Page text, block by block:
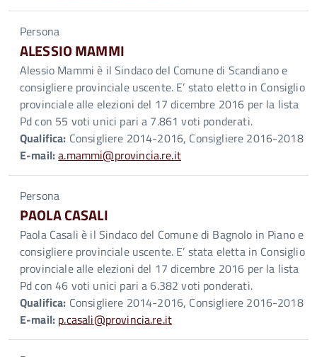
Persona
ALESSIO MAMMI
Alessio Mammi è il Sindaco del Comune di Scandiano e
consigliere provinciale uscente. E’ stato eletto in Consiglio
provinciale alle elezioni del 17 dicembre 2016 per la lista
Pd con 55 voti unici pari a 7.861 voti ponderati.
Qualifica: Consigliere 2014-2016, Consigliere 2016-2018
E-mail:a.mammi@provincia.re.it
Persona
PAOLA CASALI
Paola Casali è il Sindaco del Comune di Bagnolo in Piano e
consigliere provinciale uscente. E’ stata eletta in Consiglio
provinciale alle elezioni del 17 dicembre 2016 per la lista
Pd con 46 voti unici pari a 6.382 voti ponderati.
Qualifica: Consigliere 2014-2016, Consigliere 2016-2018
E-mail: p.casali@provincia.re.it